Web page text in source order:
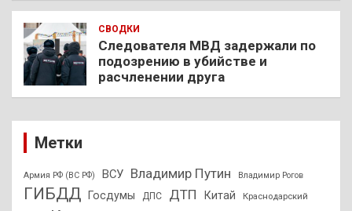
СВОДКИ
Следователя МВД задержали по
подозрению в убийстве и
расчленении друга
Метки
Армия РФ (ВС РФ) ВСУ Владимир Путин Владимир Рогов
ГИБДД Госдумы ДПС ДТП Китай Краснодарский